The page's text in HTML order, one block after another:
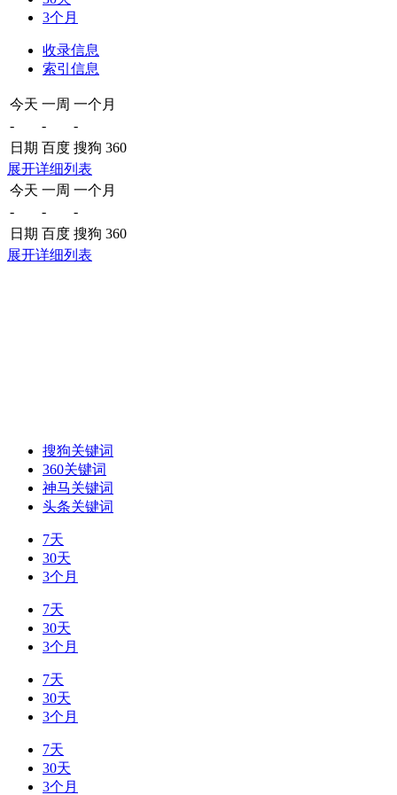
3个月
收录信息
索引信息
今天 一周 一个月
-
-
-
日期 百度 搜狗 360
展开详细列表
今天 一周 一个月
-
-
-
日期 百度 搜狗 360
展开详细列表
搜狗关键词
360关键词
神马关键词
头条关键词
7天
30天
3个月
7天
30天
3个月
7天
30天
3个月
7天
30天
3个月